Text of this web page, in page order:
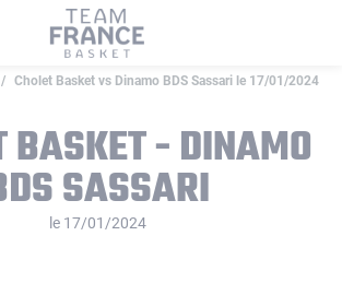
Cholet Basket vs Dinamo BDS Sassari le 17/01/2024
BASKET - DINAMO
SASSARI
le 17/01/2024
cookies